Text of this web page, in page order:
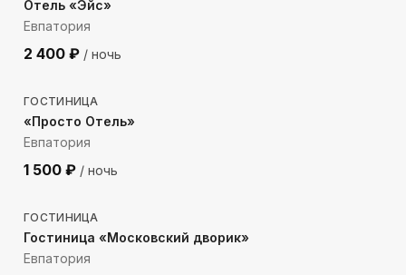
Отель «Эйс»
Евпатория
2 400 ₽ / ночь
138м до моря
ГОСТИНИЦА
«Просто Отель»
Евпатория
1 500 ₽ / ночь
495 м до моря
ГОСТИНИЦА
Гостиница «Московский дворик»
Евпатория